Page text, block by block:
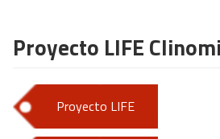
Proyecto LIFE
Proyecto LIFE